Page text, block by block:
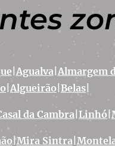
Agualva Almargem
Algueirão Belas
da Cambra Linhó |
|Mira Sintra